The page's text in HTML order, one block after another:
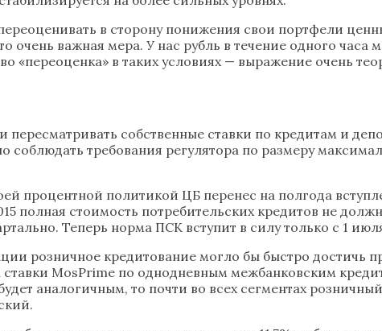
в сторону понижения свои портфели
важная мера. У нас рубль в течение одного часа
«переоценка» в таких условиях — выражение очень
собственные ставки по кредитам и
соблюдать требования регулятора по размеру
процентной политикой ЦБ перенес на полгода
полная стоимость потребительских кредитов не
Теперь норма ПСК вступит в силу только с 1
розничное кредитование могло бы быстро достичь
MosPrime по однодневным межбанковским
аналогичным, то почти во всех сегментах